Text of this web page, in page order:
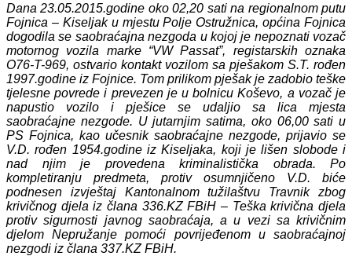
Dana 23.05.2015.godine oko 02,20 sati na regionalnom putu
Fojnica – Kiseljak u mjestu Polje Ostružnica, općina Fojnica
dogodila se saobraćajna nezgoda u kojoj je nepoznati vozač
motornog vozila marke “VW Passat”, registarskih oznaka
O76-T-969, ostvario kontakt vozilom sa pješakom S.T. rođen
1997.godine iz Fojnice. Tom prilikom pješak je zadobio teške
tjelesne povrede i prevezen je u bolnicu Koševo, a vozač je
napustio vozilo i pješice se udaljio sa lica mjesta
saobraćajne nezgode. U jutarnjim satima, oko 06,00 sati u
PS Fojnica, kao učesnik saobraćajne nezgode, prijavio se
V.D. rođen 1954.godine iz Kiseljaka, koji je lišen slobode i
nad njim je provedena kriminalistička obrada. Po
kompletiranju predmeta, protiv osumnjičeno V.D. biće
podnesen izvještaj Kantonalnom tužilaštvu Travnik zbog
krivičnog djela iz člana 336.KZ FBiH – Teška krivična djela
protiv sigurnosti javnog saobraćaja, a u vezi sa krivičnim
djelom Nepružanje pomoći povrijeđenom u saobraćajnoj
nezgodi iz člana 337.KZ FBiH.